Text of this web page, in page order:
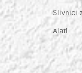
Slivnici
Alati